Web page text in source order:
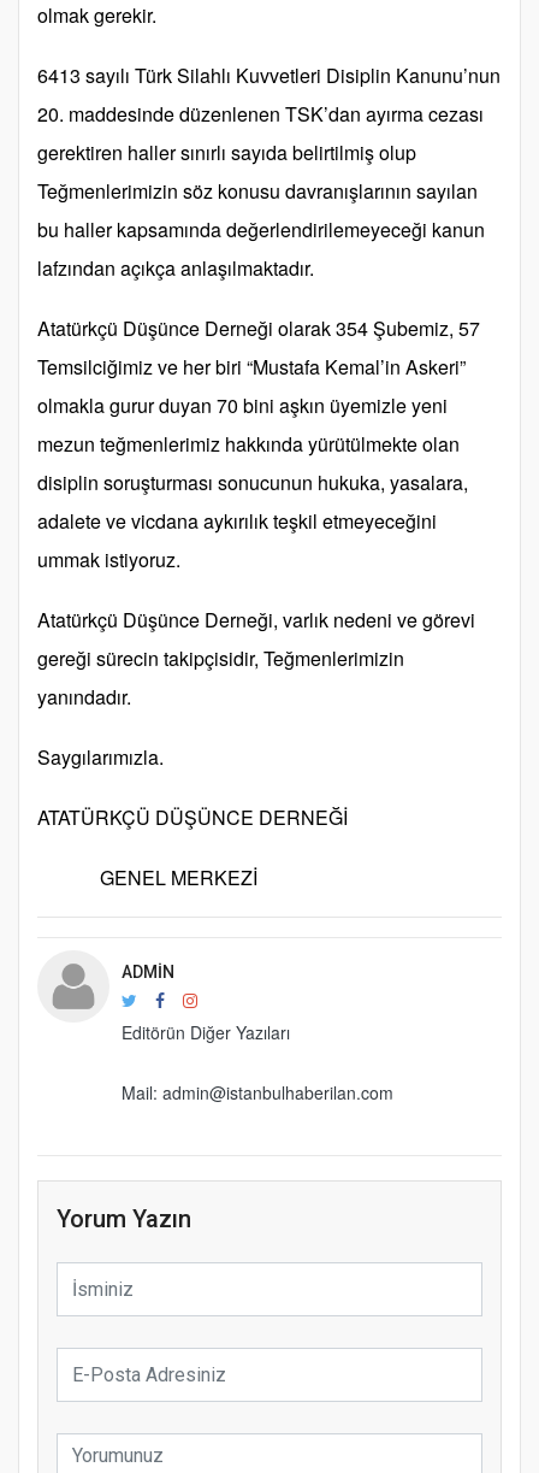
olmak gerekir.
6413 sayılı Türk Silahlı Kuvvetleri Disiplin Kanunu’nun
20. maddesinde düzenlenen TSK’dan ayırma cezası
gerektiren haller sınırlı sayıda belirtilmiş olup
Teğmenlerimizin söz konusu davranışlarının sayılan
bu haller kapsamında değerlendirilemeyeceği kanun
lafzından açıkça anlaşılmaktadır.
Atatürkçü Düşünce Derneği olarak 354 Şubemiz, 57
Temsilciğimiz ve her biri “Mustafa Kemal’in Askeri”
olmakla gurur duyan 70 bini aşkın üyemizle yeni
mezun teğmenlerimiz hakkında yürütülmekte olan
disiplin soruşturması sonucunun hukuka, yasalara,
adalete ve vicdana aykırılık teşkil etmeyeceğini
ummak istiyoruz.
Atatürkçü Düşünce Derneği, varlık nedeni ve görevi
gereği sürecin takipçisidir, Teğmenlerimizin
yanındadır.
Saygılarımızla.
ATATÜRKÇÜ DÜŞÜNCE DERNEĞİ
GENEL MERKEZİ
ADMIN
Editörün Diğer Yazıları
Mail: admin@istanbulhaberilan.com
Yorum Yazın